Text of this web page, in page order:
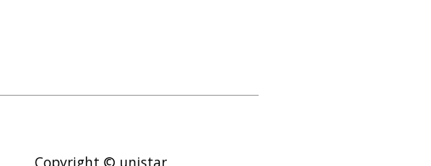
Copyright © unistar